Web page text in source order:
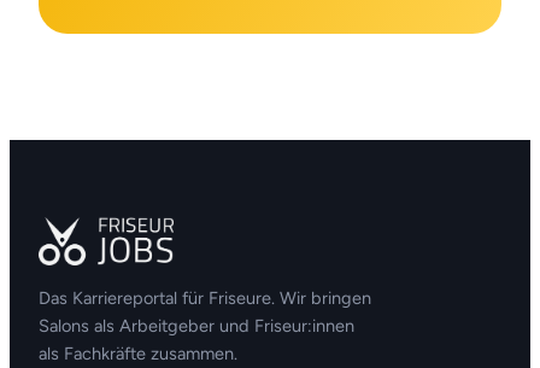
Das Karriereportal für Friseure. Wir bringen
Salons als Arbeitgeber und Friseur:innen
als Fachkräfte zusammen.